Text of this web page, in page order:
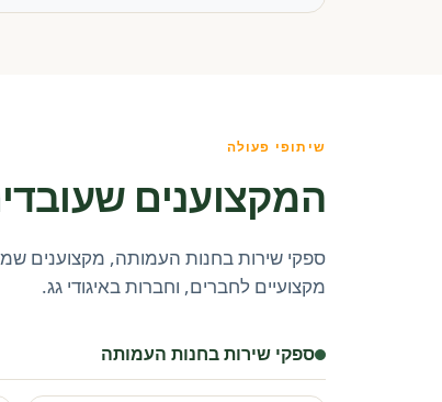
שיתופי פעולה
המקצוענים
ספקי שירות בחנות העמותה, מקצוענים
מקצועיים לחברים, וחברות באיגודי גג.
ספקי שירות בחנות העמותה